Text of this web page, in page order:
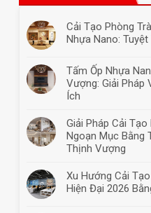
Cải Tạo Phòng
Nhựa Nano:
Tấm Ốp Nhựa
Vượng: Giải Pháp
Ích
Giải Pháp Cải
Ngoạn Mục Bằng
Thịnh Vượng
Xu Hướng Cải
Hiện Đại 2026